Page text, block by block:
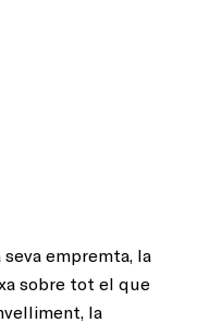
empremta, la
sobre tot el que
la